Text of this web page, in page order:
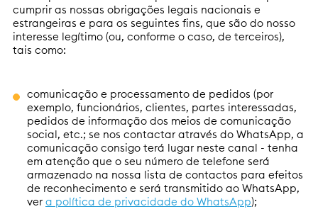
cumprir as nossas obrigações legais nacionais e
estrangeiras e para os seguintes fins, que são do nosso
interesse legítimo (ou, conforme o caso, de terceiros),
tais como:
comunicação e processamento de pedidos (por
exemplo, funcionários, clientes, partes interessadas,
pedidos de informação dos meios de comunicação
social, etc.; se nos contactar através do WhatsApp, a
comunicação consigo terá lugar neste canal - tenha
em atenção que o seu número de telefone será
armazenado na nossa lista de contactos para efeitos
de reconhecimento e será transmitido ao WhatsApp,
ver a política de privacidade do WhatsApp);